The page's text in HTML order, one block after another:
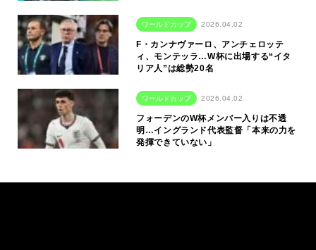
ワールドカップ 2026.04.02
F・カンナヴァーロ、アンチェロッテ
ィ、モンテッラ…W杯に出場する“イタ
リア人”は総勢20名
ワールドカップ 2026.04.02
フォーデンのW杯メンバー入りは不透
明…イングランド代表監督「本来の力を
発揮できていない」